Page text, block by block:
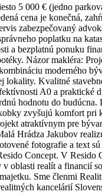
5 000 € (jedno
cena je konečná,
zabezpečovaný
poplatku na
a bezplatnú ponuku
Názor makléra:
moderného
lokality. Kvalitné
A0 a praktické
hodnotu do budúcna.
zvyšujú komfort pri
atraktívnym pre
Hrádza Jakubov
fotografie a text
Concept. V Resido
oblasti realít a financií
Sme členmi
kancelárií